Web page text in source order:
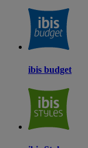
ibis budget